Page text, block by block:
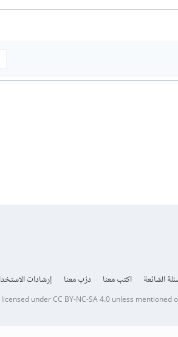
الشائعة اكتب معنا درّب معنا إرشادات
underCC BY-NC-SA 4.0unless mentioned